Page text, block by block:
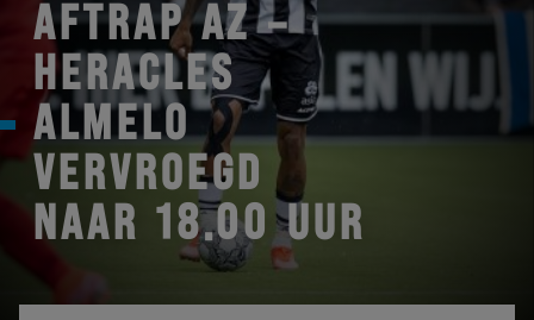
AFTRAP AZ –
HERACLES
ALMELO
VERVROEGD
NAAR 18.00 UUR